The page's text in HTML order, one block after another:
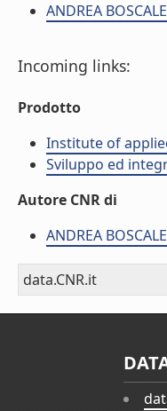
ANDREA
Incoming links:
Prodotto
Institute of
Sviluppo ed
Autore CNR di
ANDREA
data.CNR.it